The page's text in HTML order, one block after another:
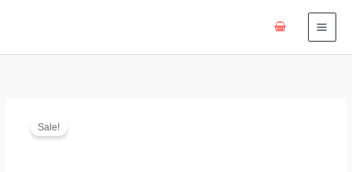
Sale!
Street